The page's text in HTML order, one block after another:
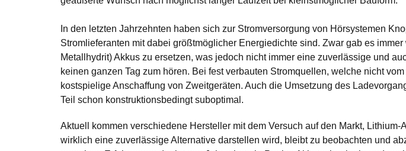
In den letzten Jahrzehnten haben sich zur Stromversorgung von Hörsystemen
Stromlieferanten mit dabei größtmöglicher Energiedichte sind. Zwar gab es
Metallhydrit) Akkus zu ersetzen, was jedoch nicht immer eine zuverlässige und
keinen ganzen Tag zum hören. Bei fest verbauten Stromquellen, welche nicht
kostspielige Anschaffung von Zweitgeräten. Auch die Umsetzung des
Teil schon konstruktionsbedingt suboptimal.
Aktuell kommen verschiedene Hersteller mit dem Versuch auf den Markt,
wirklich eine zuverlässige Alternative darstellen wird, bleibt zu beobachten und